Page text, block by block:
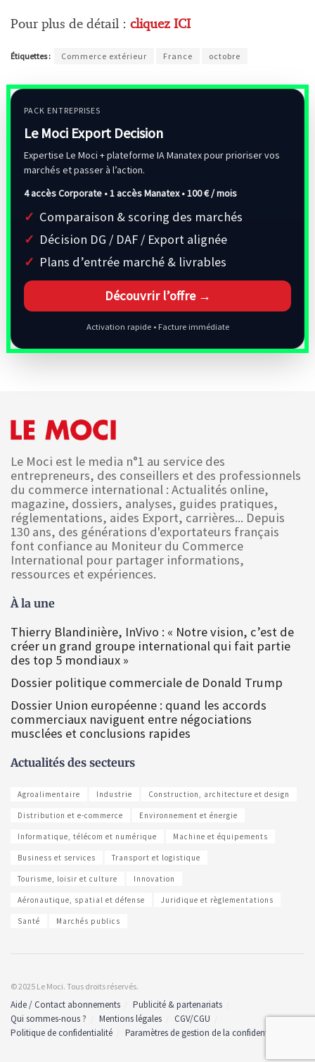
Pour plus de détail : cliquez ICI
Étiquettes : Commerce extérieur France octobre
PACK ENTREPRISES
Le Moci Export Decision
Expertise Le Moci + plateforme IA Manatex pour prioriser vos
marchés et passer à l’action.
4 accès Corporate • 1 accès Manatex •100 € / mois
Comparaison & scoring des marchés
Décision DG / DAF / Export alignée
Plans d’entrée marché & livrables
Découvrir l’offre →
Activation rapide • Facture immédiate
Le Moci est le media n°1 au service des
entrepreneurs, des conseillers et des professionnels
du commerce international : Actualités online,
magazine, dossiers, analyses, guides pratiques,
réglementations, aides Export, carrières... Depuis
130 ans, des générations d'exportateurs français
font confiance au Moniteur du Commerce
International pour partager informations,
ressources et expériences.
À la une
Thierry Blandinière, InVivo : « Notre vision, c’est de
créer un grand groupe international qui fait partie
des top 5 mondiaux »
Dossier politique commerciale de Donald Trump
Dossier Union européenne : quand les accords
commerciaux naviguent entre négociations
musclées et conclusions rapides
Actualités des secteurs
Agroalimentaire Industrie Construction, architecture et design
Distribution et e-commerce Environnement et énergie
Informatique, télécom et numérique Machine et équipements
Business et services Transport et logistique
Tourisme, loisir et culture Innovation
Aéronautique, spatial et défense Juridique et règlementations
Santé Marchés publics
© 2025 Le Moci. Tous droits réservés.
Aide / Contact abonnements
Publicité & partenariats
Qui sommes-nous ?
Mentions légales
CGV/CGU
Politique de confidentialité
Paramètres de gestion de la confidentialité